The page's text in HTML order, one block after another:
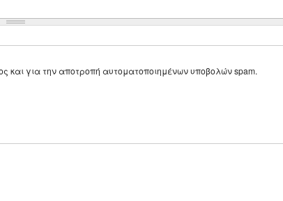
και για την αποτροπή αυτοματοποιημένων υποβολών spam.